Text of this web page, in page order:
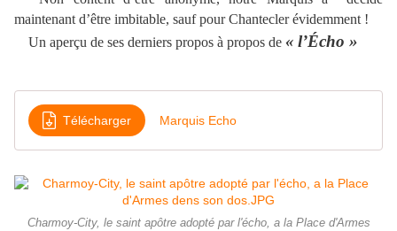
maintenant d’être imbitable, sauf pour Chantecler évidemment !
Un aperçu de ses derniers propos à propos de « l’Écho »
Télécharger Marquis Echo
Charmoy-City, le saint apôtre adopté par l'écho, a la Place d'Armes